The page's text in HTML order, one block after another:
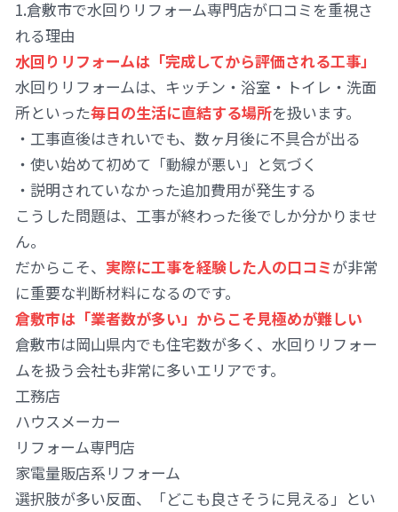
1.倉敷市で水回りリフォーム専門店が口コミを重視さ
れる理由
水回りリフォームは「完成してから評価される工事」
水回りリフォームは、キッチン・浴室・トイレ・洗面
所といった毎日の生活に直結する場所を扱います。
・工事直後はきれいでも、数ヶ月後に不具合が出る
・使い始めて初めて「動線が悪い」と気づく
・説明されていなかった追加費用が発生する
こうした問題は、工事が終わった後でしか分かりませ
ん。
だからこそ、 実際に工事を経験した人の口コミが非常
に重要な判断材料になるのです。
倉敷市は「業者数が多い」からこそ見極めが難しい
倉敷市は岡山県内でも住宅数が多く、水回りリフォー
ムを扱う会社も非常に多いエリアです。
工務店
ハウスメーカー
リフォーム専門店
家電量販店系リフォーム
選択肢が多い反面、「どこも良さそうに見える」とい